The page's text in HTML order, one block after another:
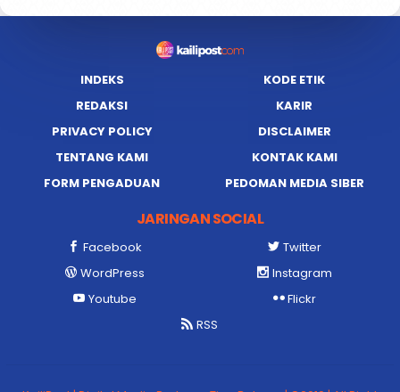
INDEKS
KODE ETIK
REDAKSI
KARIR
PRIVACY POLICY
DISCLAIMER
TENTANG KAMI
KONTAK KAMI
FORM PENGADUAN
PEDOMAN MEDIA SIBER
JARINGAN SOCIAL
Facebook
Twitter
WordPress
Instagram
Youtube
Flickr
RSS